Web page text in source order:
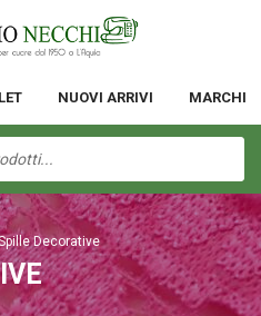
NUOVI ARRIVI MARCHI
Decorative